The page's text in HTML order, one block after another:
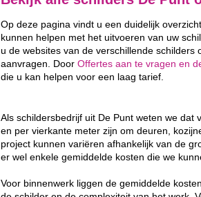
Op deze pagina vindt u een duidelijk
kunnen helpen met het uitvoeren van uw
u de websites van de verschillende
aanvragen. DoorOffertes aan te vragen en
die u kan helpen voor een laag tarief.
Als schildersbedrijf uit De Punt weten we
en per vierkante meter zijn om deuren,
project kunnen variëren afhankelijk van de
er wel enkele gemiddelde kosten die we
Voor binnenwerk liggen de gemiddelde